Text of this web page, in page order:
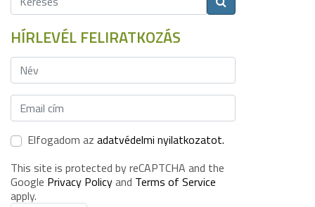
HÍRLEVÉL FELIRATKOZÁS
Elfogadom az adatvédelmi nyilatkozatot.
This site is protected by reCAPTCHA and the
Google Privacy Policyand Terms of Service
apply.